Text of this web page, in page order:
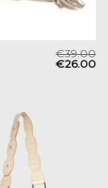
€39.00
€26.00